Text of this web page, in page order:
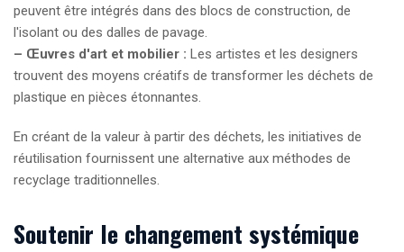
peuvent être intégrés dans des blocs de construction, de
l'isolant ou des dalles de pavage.
– Œuvres d'art et mobilier : Les artistes et les designers
trouvent des moyens créatifs de transformer les déchets de
plastique en pièces étonnantes.
En créant de la valeur à partir des déchets, les initiatives de
réutilisation fournissent une alternative aux méthodes de
recyclage traditionnelles.
Soutenir le changement systémique